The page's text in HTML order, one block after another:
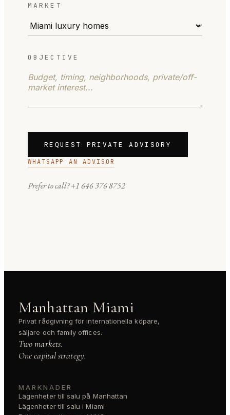
MARKET
OBJECTIVE
REQUEST PRIVATE ADVISORY
WHATSAPP AN ADVISOR
Prefer to call?+1 646 376 8752
Manhattan Miami
Privat rådgivning för internationella köpare,
säljare och family offices.
Two markets.
One capital strategy.
MARKNADER
Lägenheter till salu på Manhattan
Lägenheter till salu i Miami